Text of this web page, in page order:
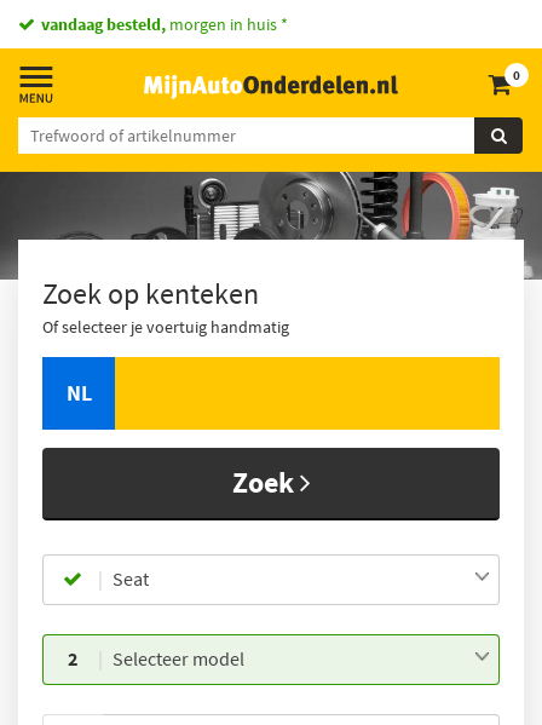
vandaag besteld, morgen in huis *
0
Zoek op kenteken
Of selecteer je voertuig handmatig
NL
Zoek
Seat
2 Selecteer model